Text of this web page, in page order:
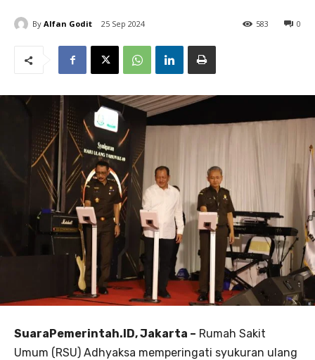
By Alfan Godit 25 Sep 2024 0
583
SuaraPemerintah.ID, Jakarta – Rumah Sakit
Umum (RSU) Adhyaksa memperingati syukuran ulang